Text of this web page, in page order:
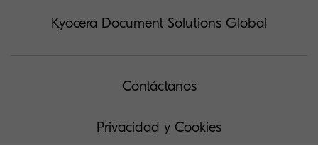
Kyocera Document Solutions Global
Contáctanos
Privacidad y Cookies